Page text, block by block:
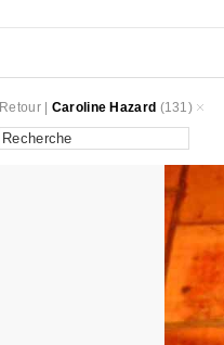
Retour| Caroline Hazard (131)